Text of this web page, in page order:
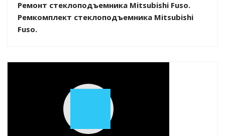
Ремонт стеклоподъемника Mitsubishi Fuso.
Ремкомплект стеклоподъемника Mitsubishi
Fuso.
Play